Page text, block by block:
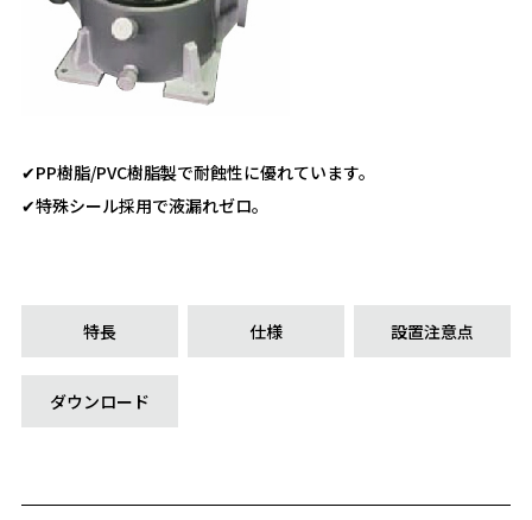
✔PP樹脂/PVC樹脂製で耐蝕性に優れています。
✔特殊シール採用で液漏れゼロ。
特長 仕様 設置注意点
ダウンロード